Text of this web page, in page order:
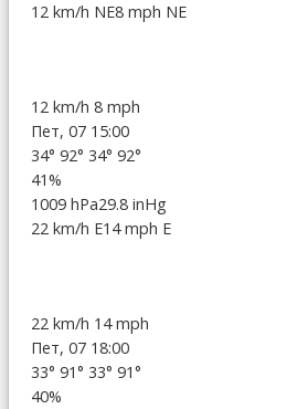
12 km/h NE8 mph NE
12 km/h 8 mph
Пет, 07 15:00
34° 92° 34° 92°
41%
1009 hPa29.8 inHg
22 km/h E14 mph E
22 km/h 14 mph
Пет, 07 18:00
33° 91° 33° 91°
40%